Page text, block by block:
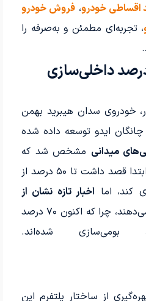
اقساطی خودرو،فروش خودرو
، تجربه‌ای مطمئن و به‌صرفه را
موتور، خودروی سدان هیبرید بهمن
چانگان ایدو توسعه داده شده
میدانی مشخص شد که
این تولیدکننده خودرو، در ابتدا قصد داشت تا ۵۰ درصد از
کند، اما اخبار تازه نشان از
دستیابی به هدفی بزرگ‌تر می‌دهند، چرا که اکنون ۷۰ درصد
شده‌اند.
از ساختار پلتفرم این